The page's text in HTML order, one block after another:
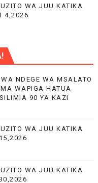
WA JUU KATIKA
4,2026
NDEGE WA MSALATO
WAPIGA HATUA
90 YA KAZI
WA JUU KATIKA
WA JUU KATIKA